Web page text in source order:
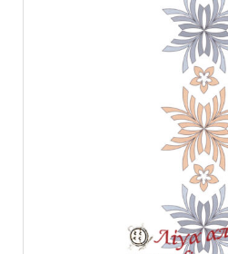
επιλεγούν
προϊόντος